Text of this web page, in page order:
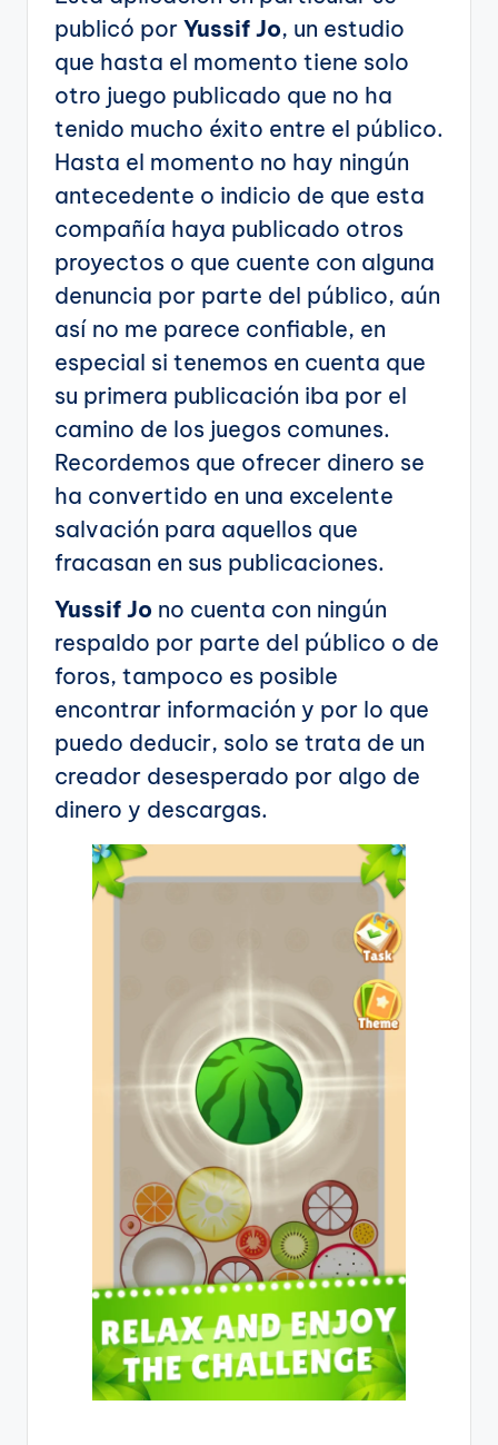
publicó por Yussif Jo, un estudio
que hasta el momento tiene solo
otro juego publicado que no ha
tenido mucho éxito entre el público.
Hasta el momento no hay ningún
antecedente o indicio de que esta
compañía haya publicado otros
proyectos o que cuente con alguna
denuncia por parte del público, aún
así no me parece confiable, en
especial si tenemos en cuenta que
su primera publicación iba por el
camino de los juegos comunes.
Recordemos que ofrecer dinero se
ha convertido en una excelente
salvación para aquellos que
fracasan en sus publicaciones.
Yussif Jo no cuenta con ningún
respaldo por parte del público o de
foros, tampoco es posible
encontrar información y por lo que
puedo deducir, solo se trata de un
creador desesperado por algo de
dinero y descargas.